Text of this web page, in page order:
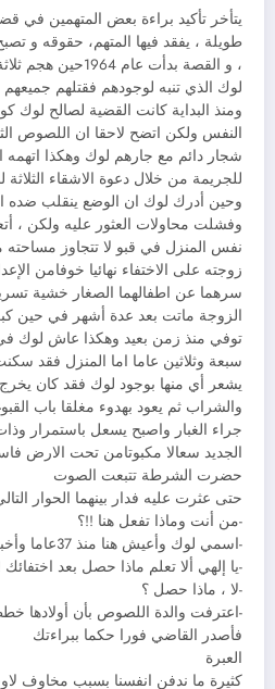
يتأخر تأكيد براءة بعض المتهمين في
طويلة ، يفقد فيها المتهم، حقوقه و
، و القصة بدأت عام
لوك الذي تنبه لوجودهم فقتلهم جميعهم
ومنذ البداية كانت القضية لصالح
النفس ولكن اتضح لاحقا ان اللصوص
شجار دائم مع جارهم لوك وهكذا اتهمه
للجريمة من خلال دعوة الاشقاء
وحين أدرك لوك ان الوضع ينقلب ضده
وفشلت محاولات العثور عليه ولكن ،
نفس المنزل في قبو لا تتجاوز
زوجته على الاختفاء نهائيا خوفامن
سرهما عن اطفالهما الصغار خشية
الزوجة ماتت بعد عدة أشهر في حين كبر
توفي منذ زمن بعيد وهكذا عاش لوك في
سبعة وثلاثين عاما اما المنزل فقد
يشعر أي منها بوجود لوك فقد كان
والشراب ثم يعود بهدوء مغلقا باب
جراء الغبار واصبح يسعل باستمرار
الجديد سعالا مكبوتامن تحت الارض
حضرت الشرطة تتبعت الصوت
حتى عثرت عليه فدار بينهما الحوار
-من أنت وماذا تفعل هنا !!؟
-اسمي لوك وأعيش هنا منذ 37عاما وأخبرهم بسبب اختفائه
-يا إلهي ألا تعلم ماذا حصل بعد
-لا ، ماذا حصل ؟
-اعترفت والدة اللصوص بأن أولادها
فأصدر القاضي فورا حكما ببراءتك
العبرة
كثيرة ما ندفن انفسنا بسبب مخاوف